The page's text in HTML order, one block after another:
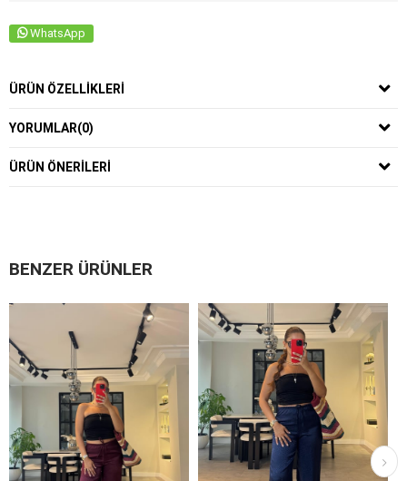
WhatsApp
ÜRÜN ÖZELLIKLERI
YORUMLAR(0)
ÜRÜN ÖNERILERI
BENZER ÜRÜNLER